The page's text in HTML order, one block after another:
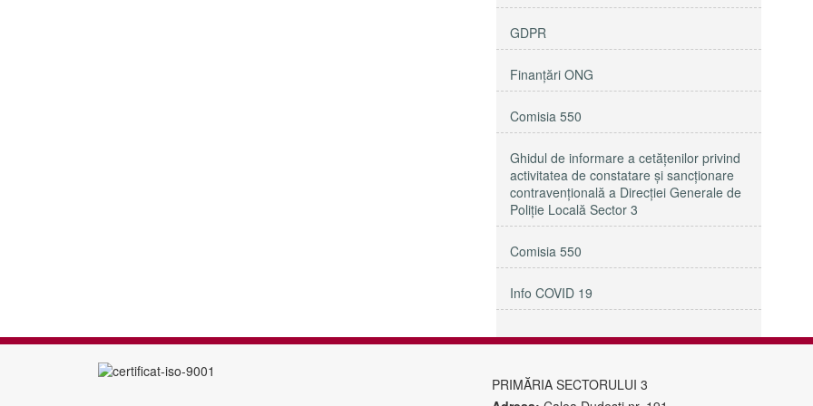
GDPR
Finanțări ONG
Comisia 550
Ghidul de informare a cetățenilor privind
activitatea de constatare și sancționare
contravențională a Direcției Generale de
Poliție Locală Sector 3
Comisia 550
Info COVID 19
PRIMĂRIA SECTORULUI 3